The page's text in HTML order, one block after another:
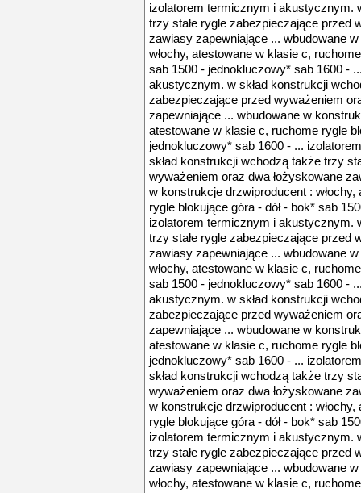
izolatorem termicznym i akustycznym.
trzy stałe rygle zabezpieczające przed
zawiasy zapewniające ... wbudowane
włochy, atestowane w klasie c,
sab 1500 - jednokluczowy* sab 1600 -
akustycznym. w skład konstrukcji
zabezpieczające przed wyważeniem
zapewniające ... wbudowane w
atestowane w klasie c, ruchome rygle
jednokluczowy* sab 1600 - ...
skład konstrukcji wchodzą także trzy
wyważeniem oraz dwa łożyskowane
w konstrukcje drzwiproducent :
rygle blokujące góra - dół - bok* sab
izolatorem termicznym i akustycznym.
trzy stałe rygle zabezpieczające przed
zawiasy zapewniające ... wbudowane
włochy, atestowane w klasie c,
sab 1500 - jednokluczowy* sab 1600 -
akustycznym. w skład konstrukcji
zabezpieczające przed wyważeniem
zapewniające ... wbudowane w
atestowane w klasie c, ruchome rygle
jednokluczowy* sab 1600 - ...
skład konstrukcji wchodzą także trzy
wyważeniem oraz dwa łożyskowane
w konstrukcje drzwiproducent :
rygle blokujące góra - dół - bok* sab
izolatorem termicznym i akustycznym.
trzy stałe rygle zabezpieczające przed
zawiasy zapewniające ... wbudowane
włochy, atestowane w klasie c,